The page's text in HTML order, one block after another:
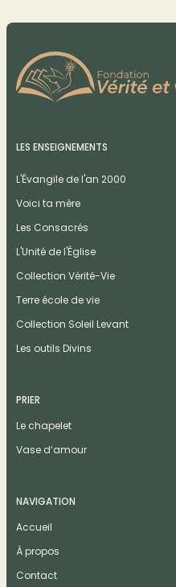
LES ENSEIGNEMENTS
L'Évangile de l'an 2000
Voici ta mère
Les Consacrés
L'Unité de l'Église
Collection Vérité-Vie
Terre école de vie
Collection Soleil Levant
Les outils Divins
PRIER
Le chapelet
Vase d’amour
NAVIGATION
Accueil
À propos
Contact